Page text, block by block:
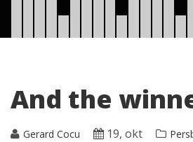
And the
Gerard Cocu 19, okt